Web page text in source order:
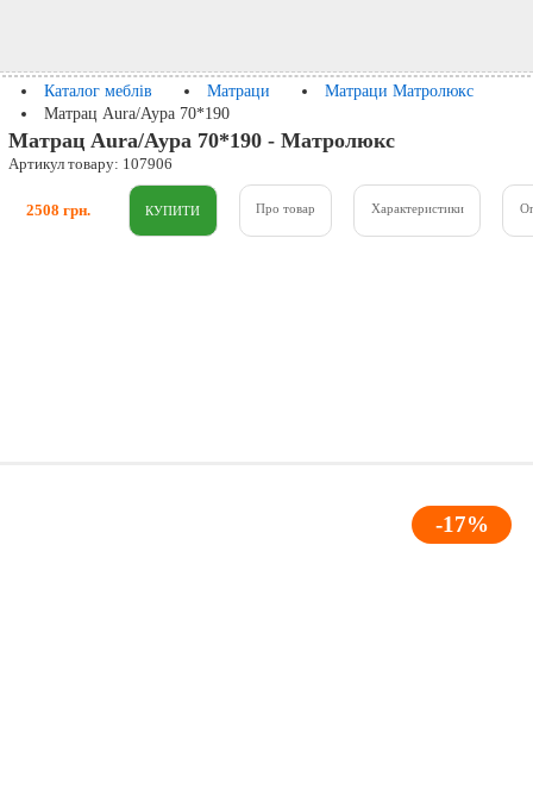
Каталог меблів Матраци
Матраци Матролюкс
Матрац Aura/Аура 70*190
Матрац Aura/Аура 70*190 - Матролюкс
Артикул товару: 107906
2508 грн. Про товар Характеристики
-17%